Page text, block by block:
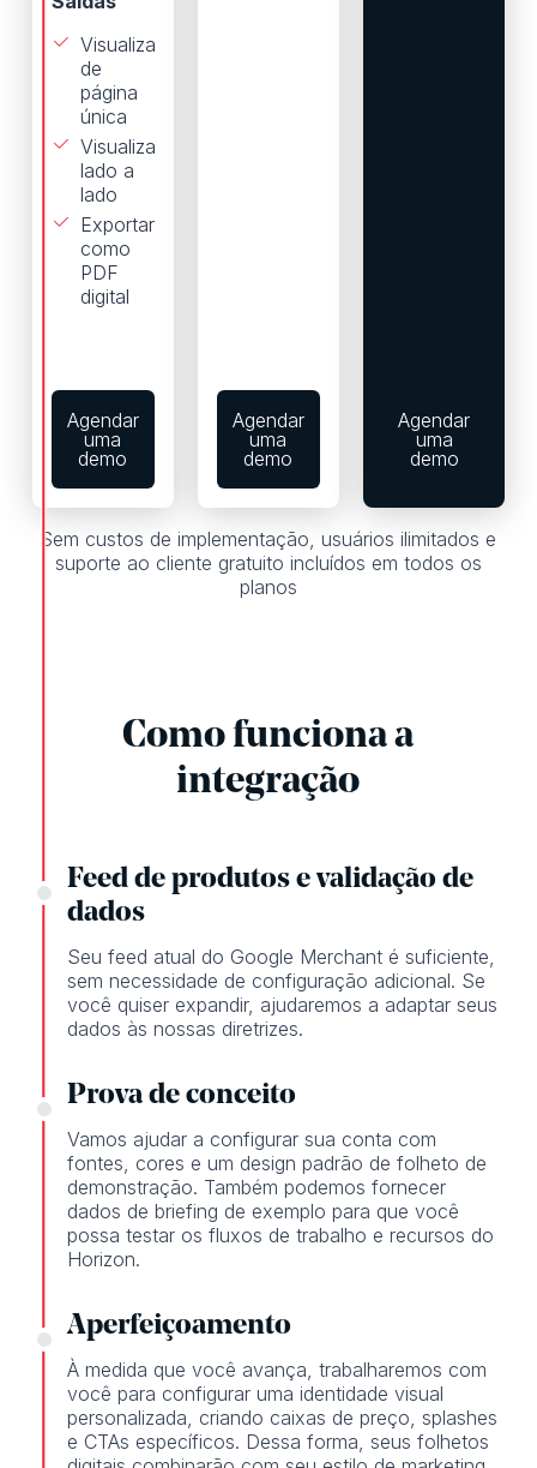
Visualização
de
página
única
Visualização
lado a
lado
Exportar
como
PDF
digital
Agendar
uma
demo
Agendar
uma
demo
Agendar
uma
demo
Sem custos de implementação, usuários ilimitados e
suporte ao cliente gratuito incluídos em todos os
planos
Como funciona a
integração
Feed de produtos e validação de
dados
Seu feed atual do Google Merchant é suficiente,
sem necessidade de configuração adicional. Se
você quiser expandir, ajudaremos a adaptar seus
dados às nossas diretrizes.
Prova de conceito
Vamos ajudar a configurar sua conta com
fontes, cores e um design padrão de folheto de
demonstração. Também podemos fornecer
dados de briefing de exemplo para que você
possa testar os fluxos de trabalho e recursos do
Horizon.
Aperfeiçoamento
À medida que você avança, trabalharemos com
você para configurar uma identidade visual
personalizada, criando caixas de preço, splashes
e CTAs específicos. Dessa forma, seus folhetos